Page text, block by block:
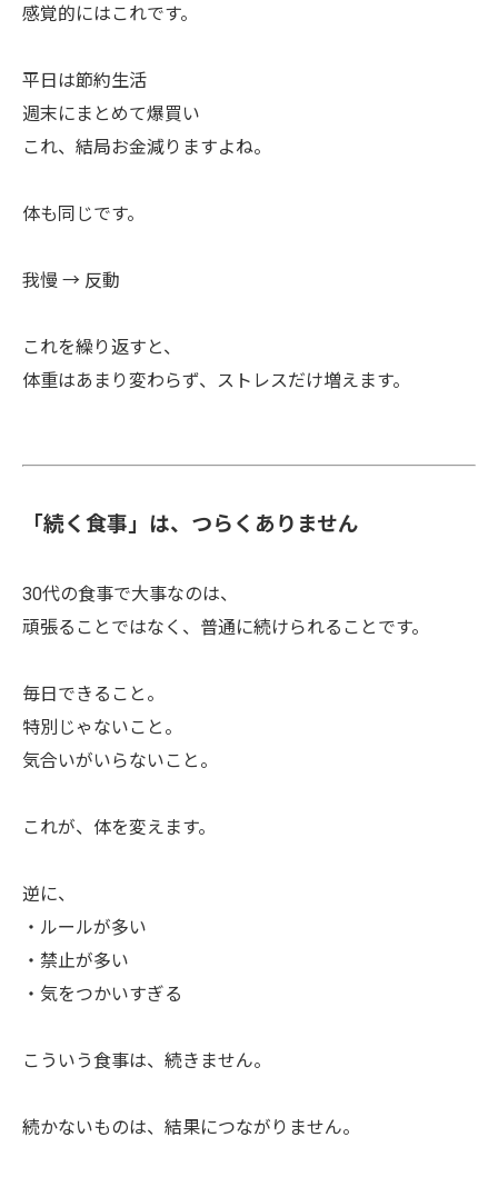
感覚的にはこれです。
平日は節約生活
週末にまとめて爆買い
これ、結局お金減りますよね。
体も同じです。
我慢 → 反動
これを繰り返すと、
体重はあまり変わらず、ストレスだけ増えます。
「続く食事」は、つらくありません
30代の食事で大事なのは、
頑張ることではなく、普通に続けられることです。
毎日できること。
特別じゃないこと。
気合いがいらないこと。
これが、体を変えます。
逆に、
・ルールが多い
・禁止が多い
・気をつかいすぎる
こういう食事は、続きません。
続かないものは、結果につながりません。